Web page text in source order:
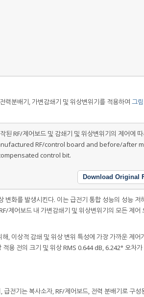
력분배기, 가변감쇄기 및 위상변위기를 적용하여 그
된 RF/제어보드 및 감쇄기 및 위상변위기의 제어에
RF/control board and before/after
control bit.
Download Original
변화를 발생시킨다. 이는 급전기 통합 성능의 성능 저
제어보드 내 가변감쇄기 및 위상변위기의 모든 제어
, 이상적 감쇄 및 위상 변위 특성에 가장 가까운 제어
용 전의 크기 및 위상 RMS 0.644 dB, 6.242° 오차
전기는 복사소자, RF/제어보드, 전력 분배기로 구성